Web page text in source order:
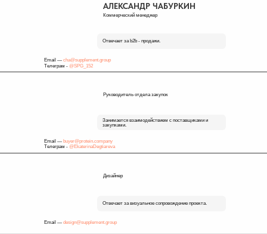
Коммерческий менеджер
Отвечает за b2b - продажи.
Email — cha@supplement.group
АЛЕКСАНДР ЧАБУРКИН
Телеграм - @SPG_152
Руководитель отдела закупок
Занимается взаимодействием с поставщиками и
закупками.
Email — buyer@protein.company
Телеграм - @EkaterinaDegtiareva
Дизайнер
Отвечает за визуальное сопровождение проекта.
Email — design@supplement.group